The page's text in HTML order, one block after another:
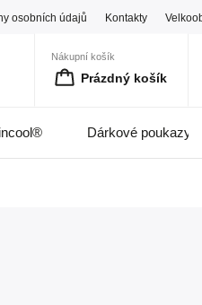
osobních údajů Kontakty
Nákupní košík
Prázdný košík
Dárkové poukazy